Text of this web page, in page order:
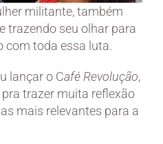
militante, também
trazendo seu olhar para
com toda essa luta.
lançar o Café Revolução,
trazer muita reflexão
mais relevantes para a